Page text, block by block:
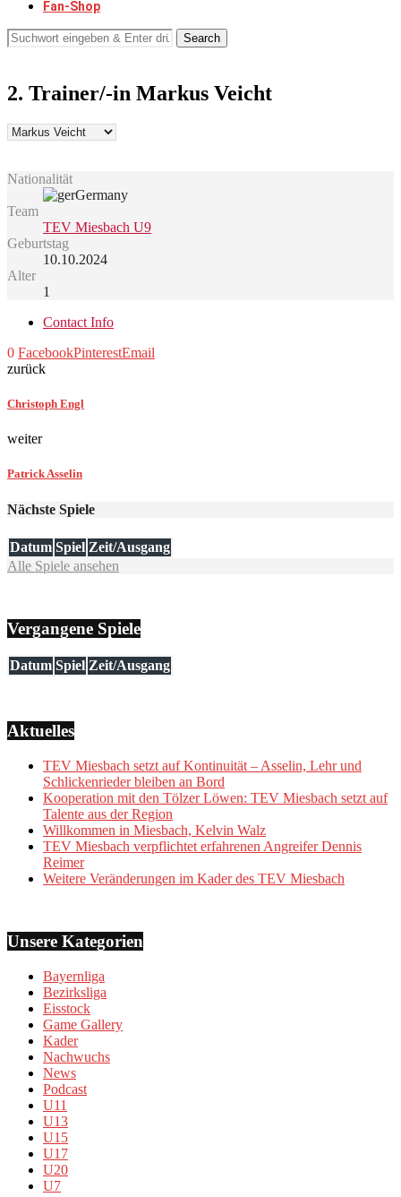
Fan-Shop
Search
2. Trainer/-in Markus Veicht
Nationalität
Germany
Team
TEV Miesbach U9
Geburtstag
10.10.2024
Alter
1
Contact Info
0 FacebookPinterestEmail
zurück
Christoph Engl
weiter
Patrick Asselin
Nächste Spiele
Datum Spiel Zeit/Ausgang
Alle Spiele ansehen
Vergangene Spiele
Datum Spiel Zeit/Ausgang
Aktuelles
TEV Miesbach setzt auf Kontinuität – Asselin, Lehr und
Schlickenrieder bleiben an Bord
Kooperation mit den Tölzer Löwen: TEV Miesbach setzt auf
Talente aus der Region
Willkommen in Miesbach, Kelvin Walz
TEV Miesbach verpflichtet erfahrenen Angreifer Dennis
Reimer
Weitere Veränderungen im Kader des TEV Miesbach
Unsere Kategorien
Bayernliga
Bezirksliga
Eisstock
Game Gallery
Kader
Nachwuchs
News
Podcast
U11
U13
U15
U17
U20
U7